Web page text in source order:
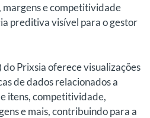
margens e competitividade
preditiva visível para o gestor
Prixsia oferece visualizações
de dados relacionados a
itens, competitividade,
e mais, contribuindo para a